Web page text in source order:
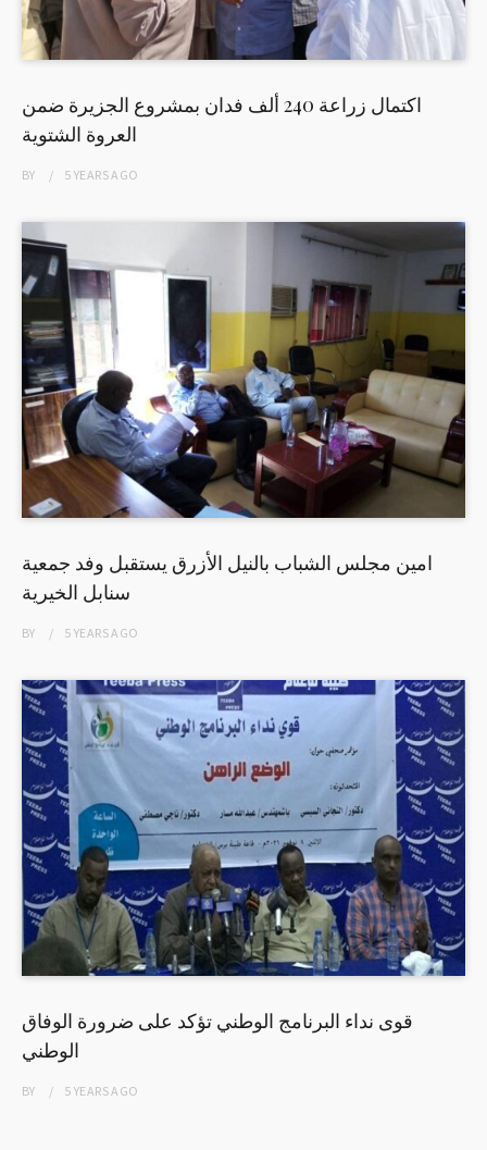
اكتمال زراعة 240 ألف فدان بمشروع الجزيرة ضمن
العروة الشتوية
BY 5 YEARSAGO
امين مجلس الشباب بالنيل الأزرق يستقبل وفد جمعية
سنابل الخيرية
BY 5 YEARSAGO
قوى نداء البرنامج الوطني تؤكد على ضرورة الوفاق
الوطني
BY 5 YEARSAGO